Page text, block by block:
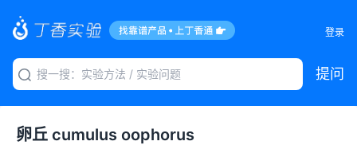
登录
提问
卵丘 cumulus oophorus